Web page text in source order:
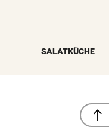
SALATKÜCHE
north